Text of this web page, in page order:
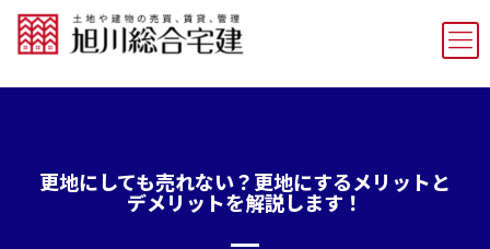
更地にしても売れない？更地にするメリットと
デメリットを解説します！